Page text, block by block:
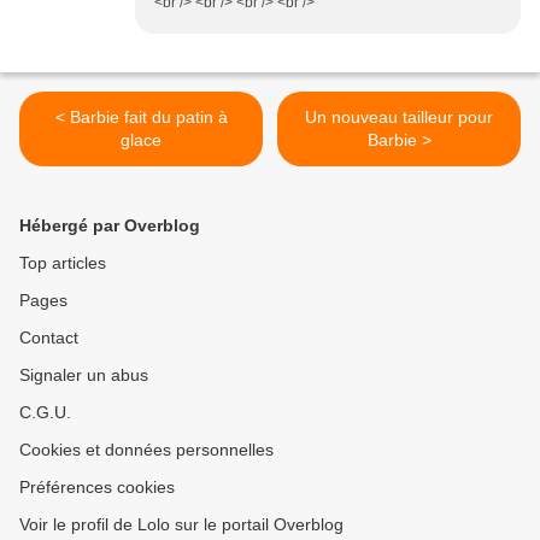
< Barbie fait du patin à
glace
Un nouveau tailleur pour
Barbie >
Hébergé par Overblog
Top articles
Pages
Contact
Signaler un abus
C.G.U.
Cookies et données personnelles
Préférences cookies
Voir le profil de Lolo sur le portail Overblog